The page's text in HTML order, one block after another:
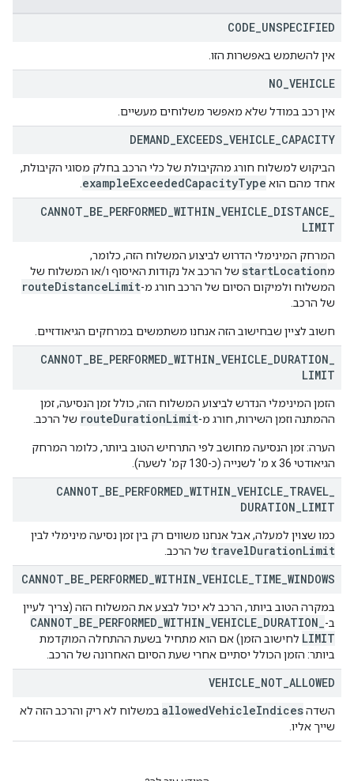
CODE UNSPECIFIED
אין להשתמש באפשרות הזו.
NO VEHICLE
אין רכב במודל שלא מאפשר משלוחים מעשיים.
DEMAND EXCEEDS VEHICLE CAPACITY
הביקוש למשלוח חורג מהקיבולת של כלי הרכב בחלק מסוגי הקיבולת,
אחד מהם הוא
exampleExceededCapacityType
CANNOT BE PERFORMED WITHIN VEHICLE DISTANCE
LIMIT
המרחק המינימלי הדרוש לביצוע המשלוח הזה, כלומר,
מstartLocation של הרכב אל נקודות האיסוף ו/או המשלוח של
המשלוח ולמיקום הסיום של הרכב חורג מ-routeDistanceLimit
של הרכב.
חשוב לציין שבחישוב הזה אנחנו משתמשים במרחקים הגיאודזיים.
CANNOT BE PERFORMED WITHIN VEHICLE DURATION
LIMIT
הזמן המינימלי הנדרש לביצוע המשלוח הזה, כולל זמן הנסיעה, זמן
ההמתנה וזמן השירות, חורג מ-routeDurationLimit של הרכב.
הערה: זמן הנסיעה מחושב לפי התרחיש הטוב ביותר, כלומר המרחק
הגיאודטי x 36 מ' לשנייה (כ-130 קמ' לשעה).
CANNOT BE PERFORMED WITHIN VEHICLE TRAVEL
DURATION LIMIT
כמו שצוין למעלה, אבל אנחנו משווים רק בין זמן נסיעה מינימלי לבין
travelDurationLimit של הרכב.
CANNOT BE PERFORMED WITHIN VEHICLE TIME WINDOWS
במקרה הטוב ביותר, הרכב לא יכול לבצע את המשלוח הזה (צריך לעיין
ב-
CANNOT BE PERFORMED WITHIN VEHICLE DURATION
LIMIT לחישוב הזמן) אם הוא מתחיל בשעת ההתחלה המוקדמת
ביותר: הזמן הכולל יסתיים אחרי שעת הסיום האחרונה של הרכב.
VEHICLE NOT ALLOWED
השדה allowedVehicleIndices
במשלוח לא ריק והרכב הזה לא
שייך אליו.